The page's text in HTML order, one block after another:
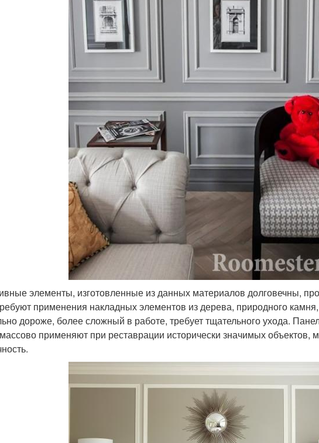
элементы, изготовленные из данных материалов долговечны,
применения накладных элементов из дерева, природного
дороже, более сложный в работе, требует тщательного ухода.
применяют при реставрации исторически значимых объектов,